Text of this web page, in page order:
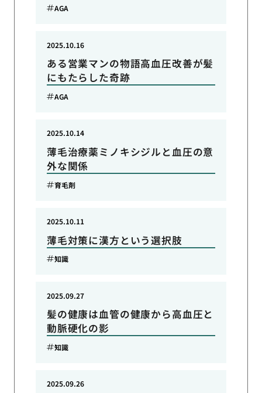
AGA
ある営業マンの物語高血圧改善が髪
にもたらした奇跡
2025.10.16
AGA
薄毛治療薬ミノキシジルと血圧の意
外な関係
2025.10.14
育毛剤
薄毛対策に漢方という選択肢
2025.10.11
知識
髪の健康は血管の健康から高血圧と
動脈硬化の影
2025.09.27
知識
2025.09.26